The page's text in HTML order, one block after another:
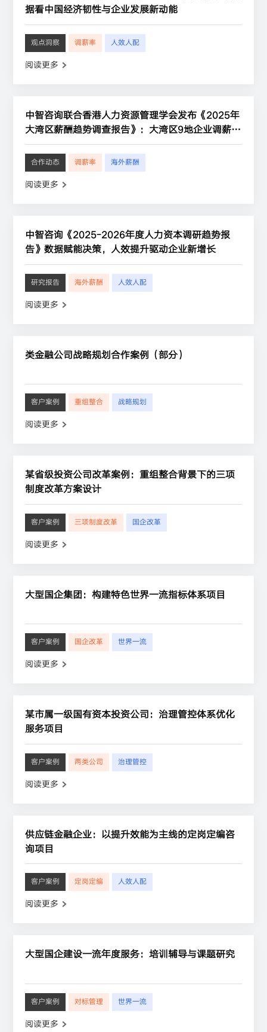
据看中国经济韧性与企业发展新动能
观点洞察 调薪率 人效人配
阅读更多
中智咨询联合香港人力资源管理学会发布《2025年
大湾区薪酬趋势调查报告》：大湾区9地企业调薪率
平均为4.1%
合作动态 调薪率 海外薪酬
阅读更多
中智咨询《2025-2026年度人力资本调研趋势报
告》数据赋能决策，人效提升驱动企业新增长
研究报告 海外薪酬 人效人配
阅读更多
类金融公司战略规划合作案例（部分）
客户案例 重组整合 战略规划
阅读更多
某省级投资公司改革案例：重组整合背景下的三项
制度改革方案设计
客户案例 三项制度改革 国企改革
阅读更多
大型国企集团：构建特色世界一流指标体系项目
客户案例 国企改革 世界一流
阅读更多
某市属一级国有资本投资公司：治理管控体系优化
服务项目
客户案例 两类公司 治理管控
阅读更多
供应链金融企业：以提升效能为主线的定岗定编咨
询项目
客户案例 定岗定编 人效人配
阅读更多
大型国企建设一流年度服务：培训辅导与课题研究
客户案例 对标管理 世界一流
阅读更多